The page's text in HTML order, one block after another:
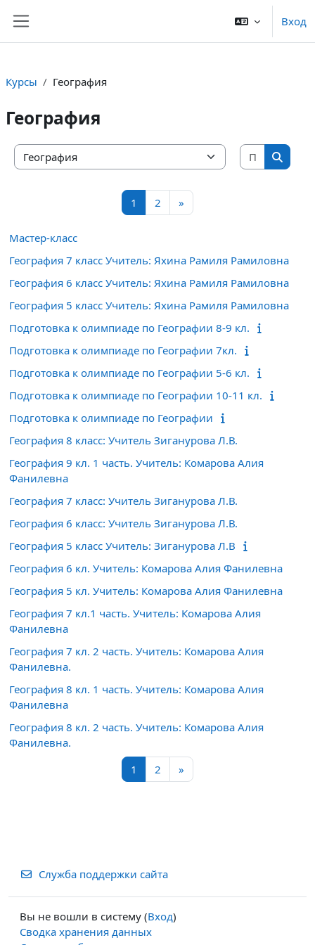
Вход
Курсы География
География
Категории курсов
Поиск
Поиск
1 Страница 1
2 Страница 2
»
Мастер-класс
География 7 класс Учитель: Яхина Рамиля Рамиловна
География 6 класс Учитель: Яхина Рамиля Рамиловна
География 5 класс Учитель: Яхина Рамиля Рамиловна
Подготовка к олимпиаде по Географии 8-9 кл.
Подготовка к олимпиаде по Географии 7кл.
Подготовка к олимпиаде по Географии 5-6 кл.
Подготовка к олимпиаде по Географии 10-11 кл.
Подготовка к олимпиаде по Географии
География 8 класс: Учитель Зиганурова Л.В.
География 9 кл. 1 часть. Учитель: Комарова Алия
Фанилевна
География 7 класс: Учитель Зиганурова Л.В.
География 6 класс: Учитель Зиганурова Л.В.
География 5 класс Учитель: Зиганурова Л.В
География 6 кл. Учитель: Комарова Алия Фанилевна
География 5 кл. Учитель: Комарова Алия Фанилевна
География 7 кл.1 часть. Учитель: Комарова Алия
Фанилевна
География 7 кл. 2 часть. Учитель: Комарова Алия
Фанилевна.
География 8 кл. 1 часть. Учитель: Комарова Алия
Фанилевна
География 8 кл. 2 часть. Учитель: Комарова Алия
Фанилевна.
1 Страница 1
2 Страница 2
»
Служба поддержки сайта
Вы не вошли в систему (Вход)
Сводка хранения данных